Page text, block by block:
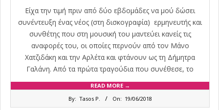
Είχα την τιμή πριν από δύο εβδομάδες να μού δώσει
συνέντευξη ένας νέος (στη δισκογραφία) ερμηνευτής και
συνθέτης που στη μουσική του μαντεύει κανείς τις
αναφορές του, οι οποίες περνούν από τον Μάνο
Χατζιδάκη και την Αρλέτα και φτάνουν ως τη Δήμητρα
Γαλάνη. Από τα πρώτα τραγούδια που συνέθεσε, το
READ MORE →
By: Tasos P. On: 19/06/2018